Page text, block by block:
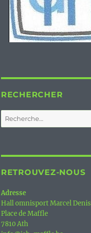
RECHERCHER
Recherche
pour :
RETROUVEZ-NOUS
Adresse
Hall omnisport Marcel Denis
Place de Maffle
7810 Ath